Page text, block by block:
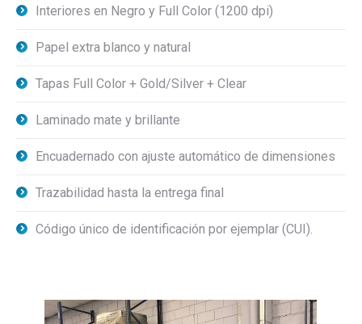
Interiores en Negro y Full Color (1200 dpi)
Papel extra blanco y natural
Tapas Full Color + Gold/Silver + Clear
Laminado mate y brillante
Encuadernado con ajuste automático de dimensiones
Trazabilidad hasta la entrega final
Código único de identificación por ejemplar (CUI).